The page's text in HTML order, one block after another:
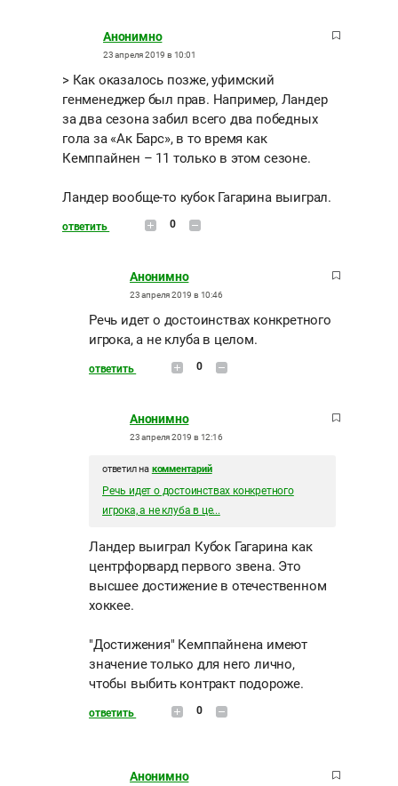
Анонимно
23 апреля 2019 в 10:01
> Как оказалось позже, уфимский
генменеджер был прав. Например, Ландер
за два сезона забил всего два победных
гола за «Ак Барс», в то время как
Кемппайнен – 11 только в этом сезоне.
Ландер вообще-то кубок Гагарина выиграл.
ответить 0
Анонимно
23 апреля 2019 в 10:46
Речь идет о достоинствах конкретного
игрока, а не клуба в целом.
ответить 0
Анонимно
23 апреля 2019 в 12:16
ответил на комментарий
Речь идет о достоинствах конкретного
игрока, а не клуба в це...
Ландер выиграл Кубок Гагарина как
центрфорвард первого звена. Это
высшее достижение в отечественном
хоккее.
"Достижения" Кемппайнена имеют
значение только для него лично,
чтобы выбить контракт подороже.
ответить 0
Анонимно